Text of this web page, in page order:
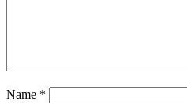
Name *